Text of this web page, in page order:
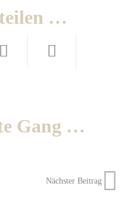
…
Gang …
Nächster Beitrag